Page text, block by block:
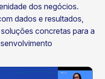
dos negócios.
dados e resultados,
concretas para a